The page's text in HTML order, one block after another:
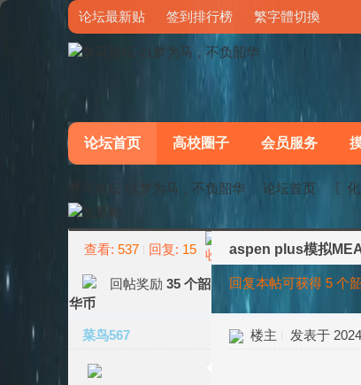
论坛最新贴 签到排行榜 繁字體切換
论坛首页 高校圈子 会员服务
梦马论坛-以梦为马，不负韶华
»
论坛首页
›
〖
查看: 537 回复: 15 aspen plus模拟
35 个韶
华币
回复本帖可获得 5 个
菜鸟567 楼主 发表于